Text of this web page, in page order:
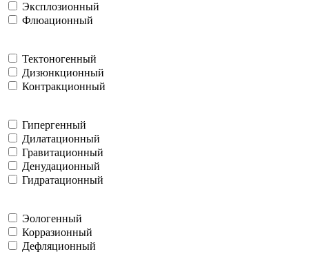
Эксплозионный
Флюационный
Тектоногенный
Дизюнкционный
Контракционный
Гипергенный
Дилатационный
Гравитационный
Денудационный
Гидратационный
Эологенный
Корразионный
Дефляционный